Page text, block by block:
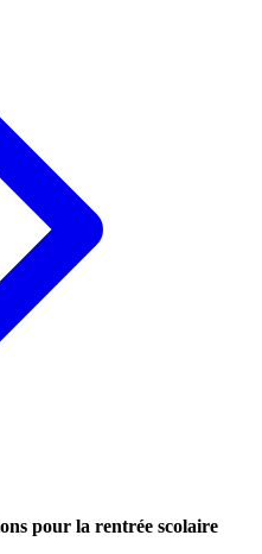
pour la rentrée scolaire